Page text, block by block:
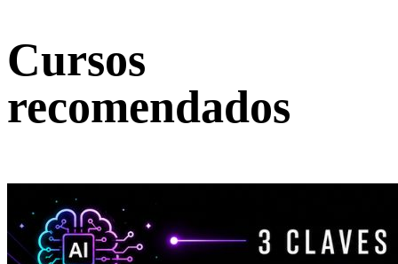
Cursos
recomendados